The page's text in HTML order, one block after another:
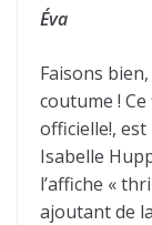
Éva
Faisons
coutume !
officielle!,
Isabelle
l’affiche «
ajoutant de